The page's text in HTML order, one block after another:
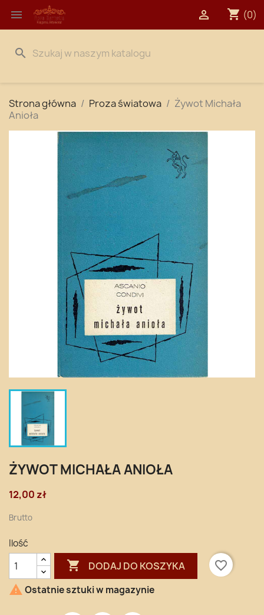
 shopping_cart (0)

search
Strona główna Proza światowa
Żywot Michała
Anioła
ŻYWOT MICHAŁA ANIOŁA
12,00 zł
Brutto
Ilość
 DODAJ DO KOSZYKA
favorite_border
 Ostatnie sztuki w magazynie